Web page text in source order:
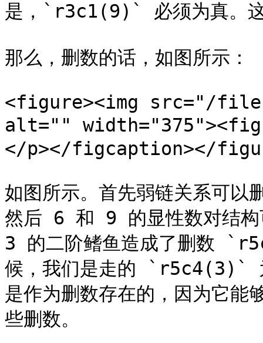
是，`r3c1(9)` 必须为真。这
那么，删数的话，如图所示：
<figure><img src="/files/
alt=""
</p></figcaption></
如图所示。首先弱链关系
然后 6 和 9 的显性数对结
3 的二阶鳍鱼造成了删数
候，我们是走的 `r5c4(3)`
是作为删数存在的，因为它能
些删数。